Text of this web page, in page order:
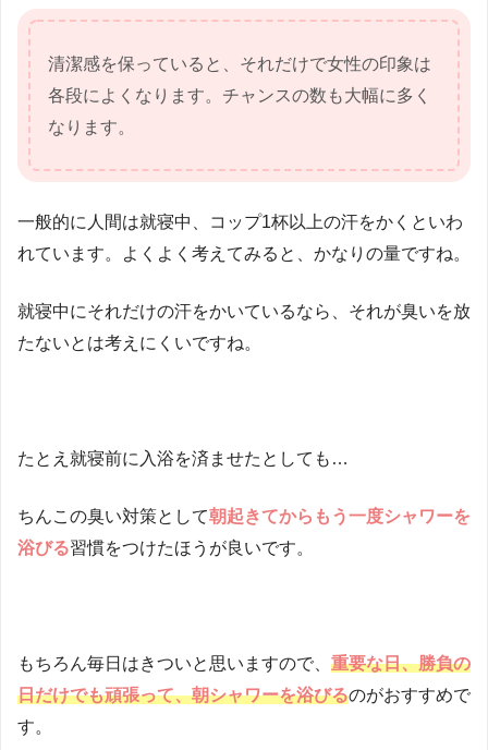
清潔感を保っていると、それだけで女性の印象は
各段によくなります。チャンスの数も大幅に多く
なります。
一般的に人間は就寝中、コップ1杯以上の汗をかくといわ
れています。よくよく考えてみると、かなりの量ですね。
就寝中にそれだけの汗をかいているなら、それが臭いを放
たないとは考えにくいですね。
たとえ就寝前に入浴を済ませたとしても…
ちんこの臭い対策として朝起きてからもう一度シャワーを
浴びる習慣をつけたほうが良いです。
もちろん毎日はきついと思いますので、 重要な日、勝負の
日だけでも頑張って、朝シャワーを浴びるのがおすすめで
す。